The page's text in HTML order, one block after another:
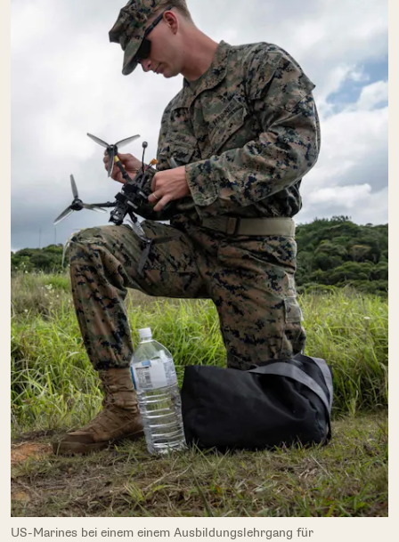
US-Marines bei einem einem Ausbildungslehrgang für